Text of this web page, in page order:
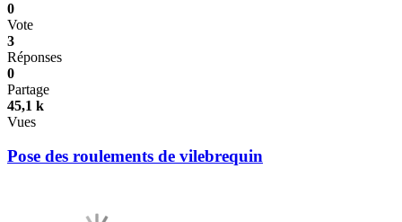
0
Vote
3
Réponses
0
Partage
45,1 k
Vues
Pose des roulements de vilebrequin